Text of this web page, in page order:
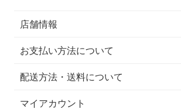
店舗情報
お支払い方法について
配送方法・送料について
マイアカウント